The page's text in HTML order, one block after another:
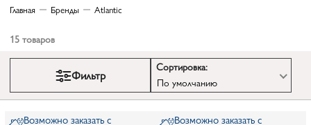
накопительные модели.
Главная Бренды Atlantic
15 товаров
Фильтр
Сортировка:
По умолчанию
Возможно заказать с
Возможно заказать с